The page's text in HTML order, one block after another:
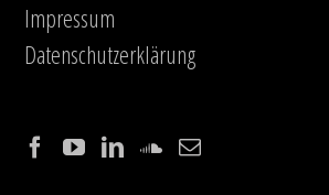
Impressum
Datenschutzerklärung